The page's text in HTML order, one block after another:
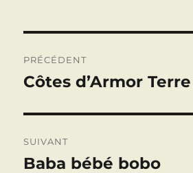
de
PRÉCÉDENT
Publication
Côtes d’Armor
SUIVANT
Publication
Baba bébé bobo